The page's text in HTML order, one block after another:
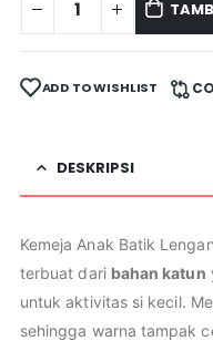
ADD TO WISHLIST
DESKRIPSI
Kemeja Anak Batik
terbuat dari bahan katun
untuk aktivitas si kecil.
sehingga warna tampak